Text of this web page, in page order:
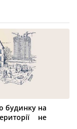
будинку на
не